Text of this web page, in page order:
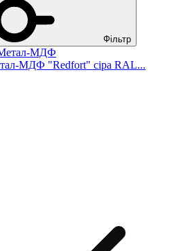
Фільтр
МДФ "Redfort" сіра RAL...